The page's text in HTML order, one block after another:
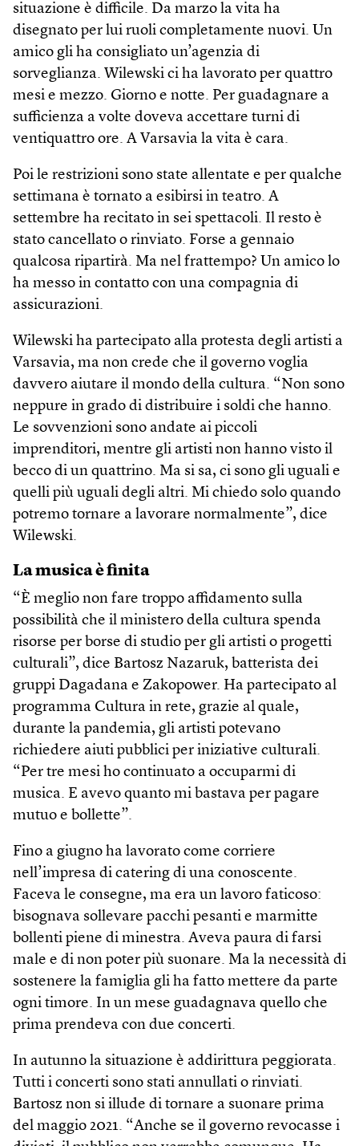
situazione è difficile. Da marzo la vita ha
disegnato per lui ruoli completamente nuovi. Un
amico gli ha consigliato un’agenzia di
sorveglianza. Wilewski ci ha lavorato per quattro
mesi e mezzo. Giorno e notte. Per guadagnare a
sufficienza a volte doveva accettare turni di
ventiquattro ore. A Varsavia la vita è cara.
Poi le restrizioni sono state allentate e per qualche
settimana è tornato a esibirsi in teatro. A
settembre ha recitato in sei spettacoli. Il resto è
stato cancellato o rinviato. Forse a gennaio
qualcosa ripartirà. Ma nel frattempo? Un amico lo
ha messo in contatto con una compagnia di
assicurazioni.
Wilewski ha partecipato alla protesta degli artisti a
Varsavia, ma non crede che il governo voglia
davvero aiutare il mondo della cultura. “Non sono
neppure in grado di distribuire i soldi che hanno.
Le sovvenzioni sono andate ai piccoli
imprenditori, mentre gli artisti non hanno visto il
becco di un quattrino. Ma si sa, ci sono gli uguali e
quelli più uguali degli altri. Mi chiedo solo quando
potremo tornare a lavorare normalmente”, dice
Wilewski.
La musica è finita
“È meglio non fare troppo affidamento sulla
possibilità che il ministero della cultura spenda
risorse per borse di studio per gli artisti o progetti
culturali”, dice Bartosz Nazaruk, batterista dei
gruppi Dagadana e Zakopower. Ha partecipato al
programma Cultura in rete, grazie al quale,
durante la pandemia, gli artisti potevano
richiedere aiuti pubblici per iniziative culturali.
“Per tre mesi ho continuato a occuparmi di
musica. E avevo quanto mi bastava per pagare
mutuo e bollette”.
Fino a giugno ha lavorato come corriere
nell’impresa di catering di una conoscente.
Faceva le consegne, ma era un lavoro faticoso:
bisognava sollevare pacchi pesanti e marmitte
bollenti piene di minestra. Aveva paura di farsi
male e di non poter più suonare. Ma la necessità di
sostenere la famiglia gli ha fatto mettere da parte
ogni timore. In un mese guadagnava quello che
prima prendeva con due concerti.
In autunno la situazione è addirittura peggiorata.
Tutti i concerti sono stati annullati o rinviati.
Bartosz non si illude di tornare a suonare prima
del maggio 2021. “Anche se il governo revocasse i